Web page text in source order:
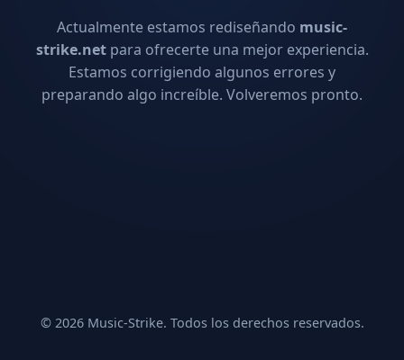
Actualmente estamos rediseñando music-
strike.netpara ofrecerte una mejor experiencia.
Estamos corrigiendo algunos errores y
preparando algo increíble. Volveremos pronto.
© 2026 Music-Strike. Todos los derechos reservados.